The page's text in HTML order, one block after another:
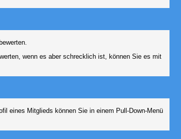
wenn es aber schrecklich ist, können Sie es mit
eines Mitglieds können Sie in einem Pull-Down-Menü